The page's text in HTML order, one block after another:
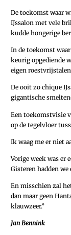
De toekomst waar
IJssalon met vele
kudde hongerige
In de toekomst
keurig opgediende
eigen
De ooit zo chique
gigantische
Een toekomstvisie
op de tegelvloer
Ik waag me er niet
Vorige week was er
Gisteren hadden
En misschien zal
dan maar geen
klauwzeer.”
Jan Bennink